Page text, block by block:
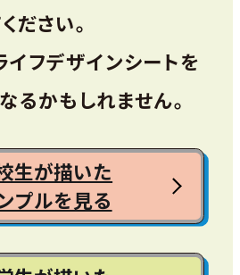
ださい。
フデザインシートを
るかもしれません。
生が描いた
プルを見る